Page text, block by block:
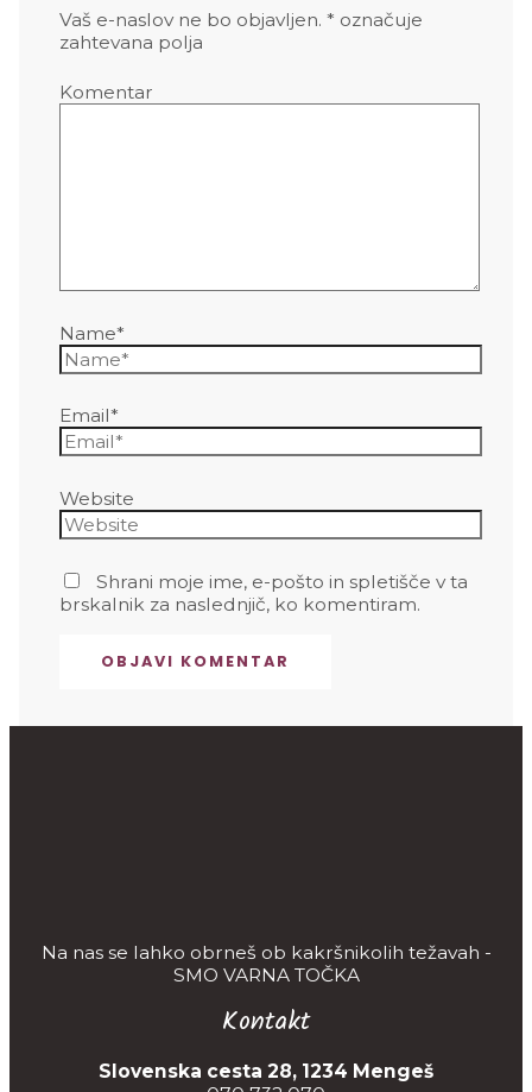
Vaš e-naslov ne bo objavljen. * označuje
zahtevana polja
Komentar
Name*
Email*
Website
Shrani moje ime, e-pošto in spletišče v ta
brskalnik za naslednjič, ko komentiram.
Na nas se lahko obrneš ob kakršnikolih težavah -
SMO VARNA TOČKA
Kontakt
Slovenska cesta 28, 1234 Mengeš